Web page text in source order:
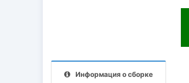
Информация о сборке